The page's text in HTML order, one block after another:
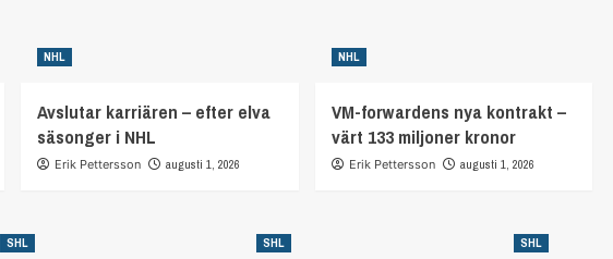
NHL
Avslutar karriären – efter elva
säsonger i NHL
Erik Pettersson augusti 1, 2026
NHL
VM-forwardens nya kontrakt –
värt 133 miljoner kronor
Erik Pettersson augusti 1, 2026
SHL SHL SHL